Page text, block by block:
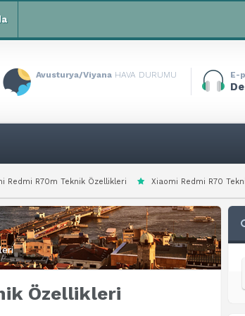
Avusturya/Viyana HAVA DURUMU E-
Özellikleri Xiaomi Redmi R70 Teknik Özellikleri
Özellikleri